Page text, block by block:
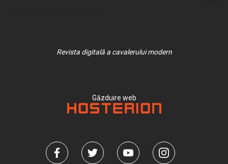
Revista digitală a cavalerului modern
Găzduire web